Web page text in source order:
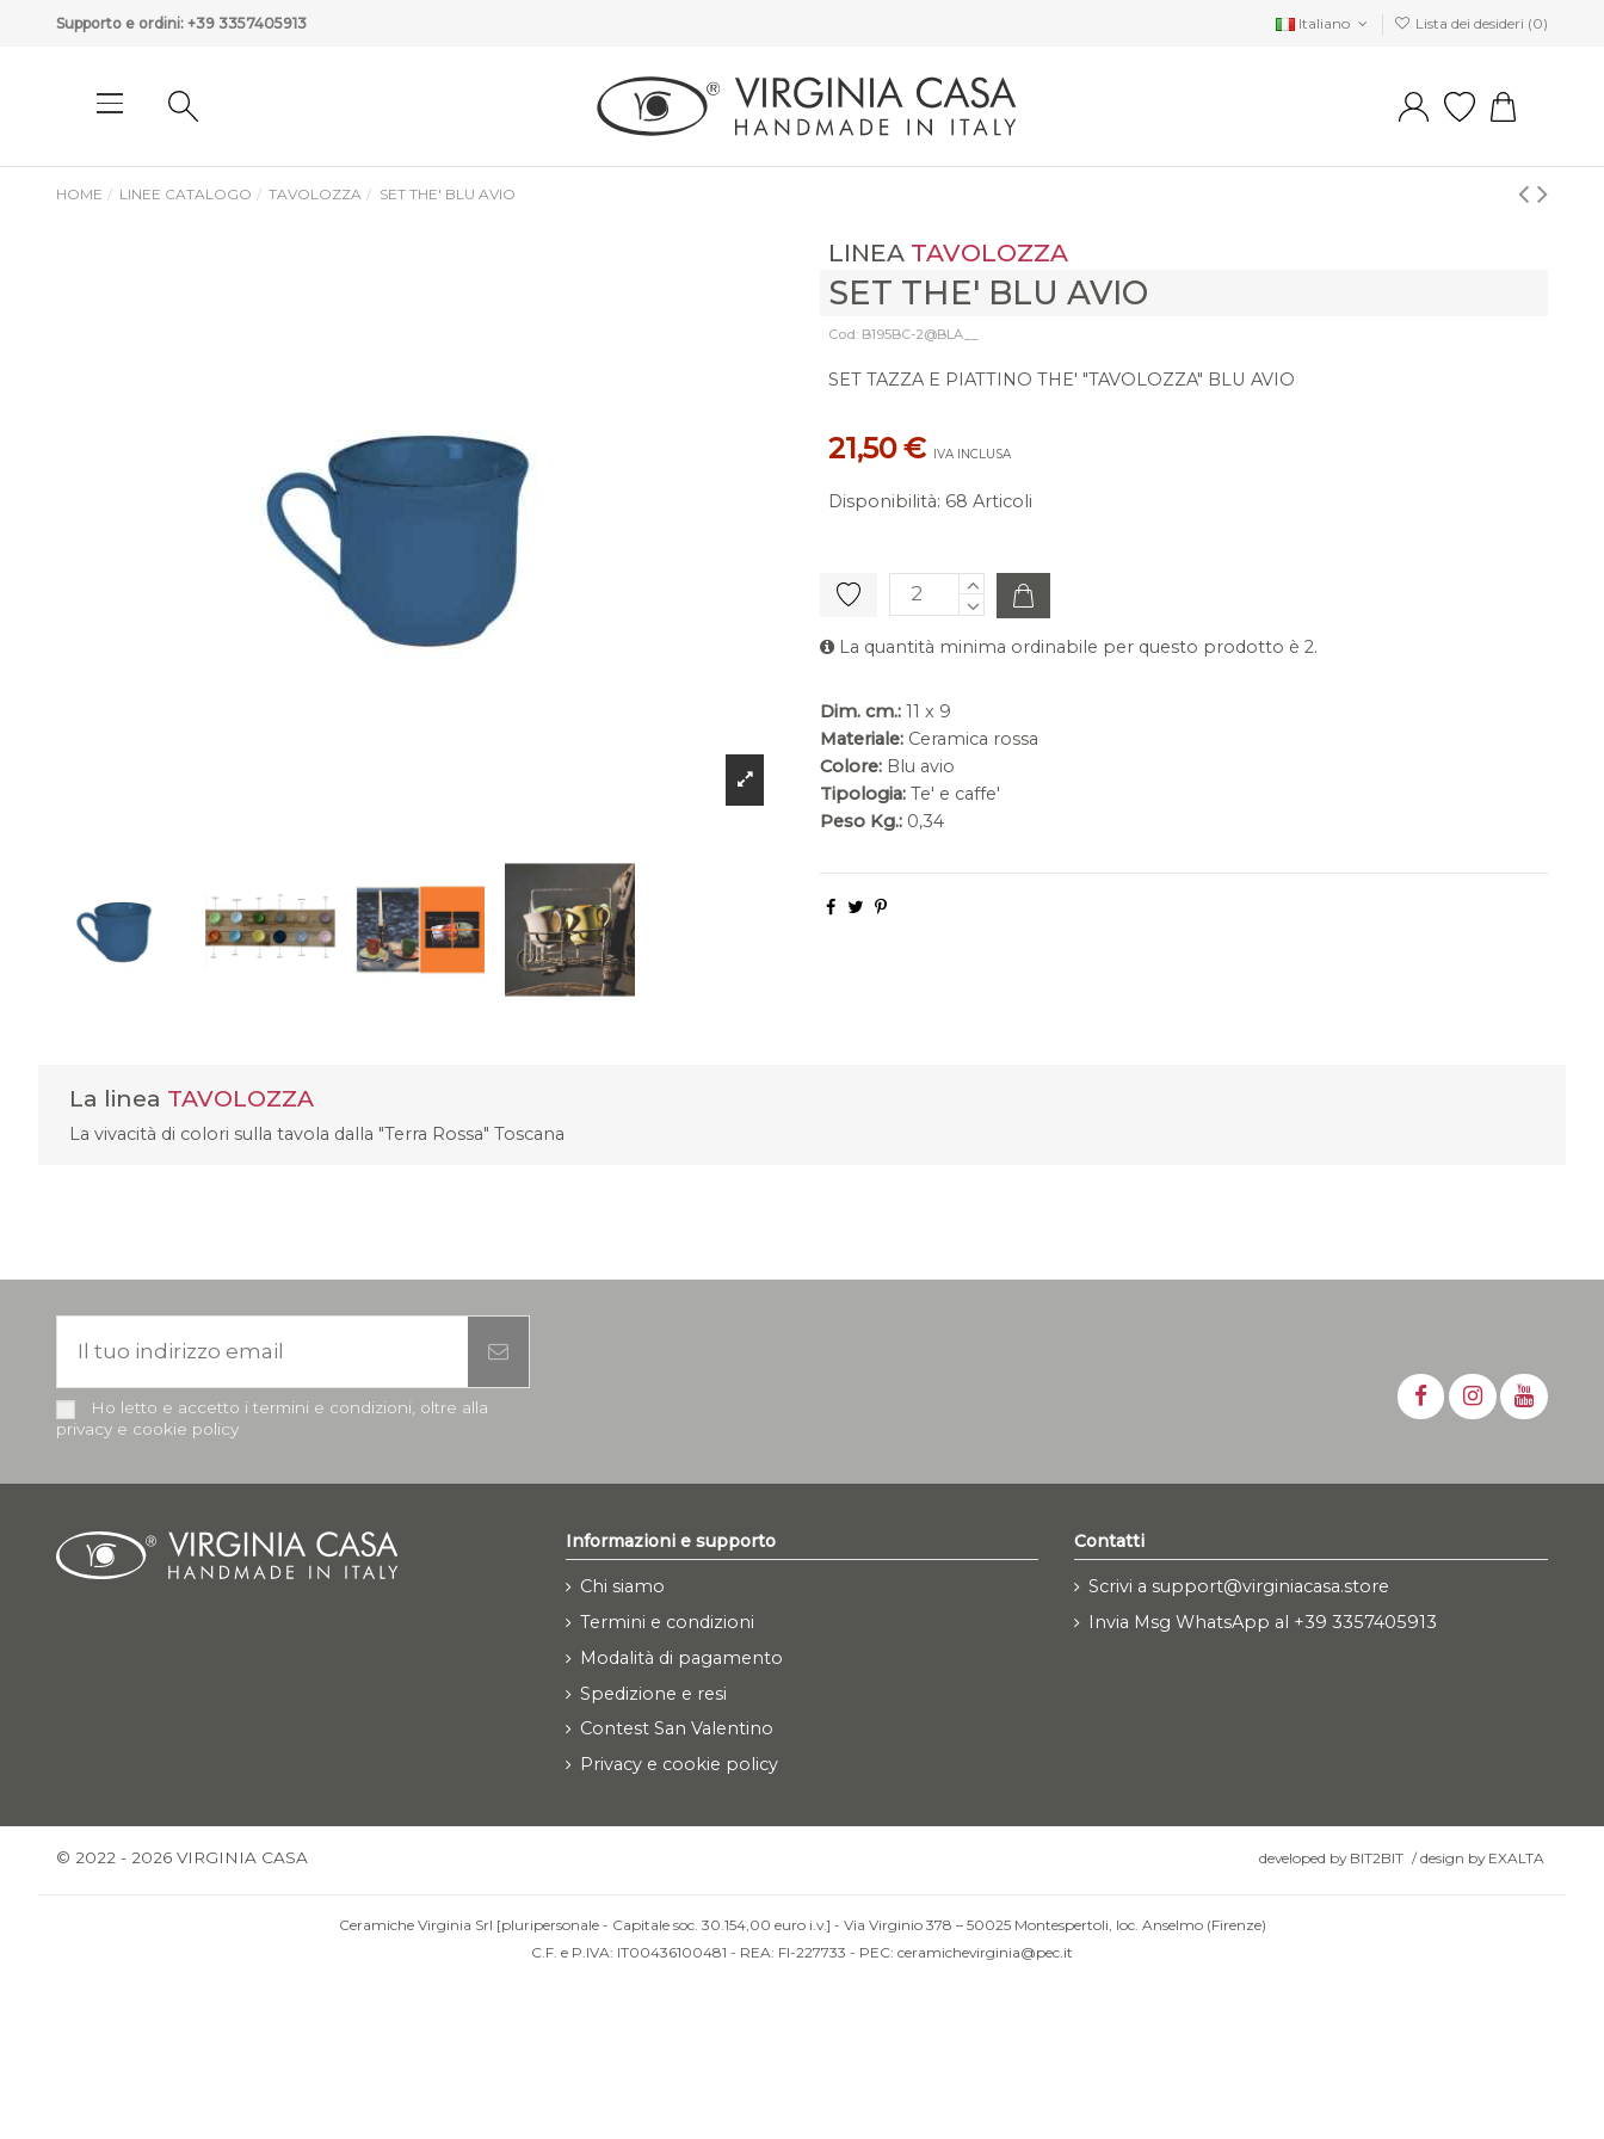
Supporto e ordini: +39 3357405913 Italiano Lista dei desideri (0)
HOME LINEE CATALOGO TAVOLOZZA SET THE' BLU AVIO
LINEA TAVOLOZZA
SET THE' BLU AVIO
Cod: B195BC-2@BLA__
SET TAZZA E PIATTINO THE' "TAVOLOZZA" BLU AVIO
21,50 € IVA INCLUSA
Disponibilità: 68 Articoli
La quantità minima ordinabile per questo prodotto è 2.
Dim. cm.: 11 x 9
Materiale: Ceramica rossa
Colore: Blu avio
Tipologia: Te' e caffe'
Peso Kg.: 0,34
La linea TAVOLOZZA
La vivacità di colori sulla tavola dalla "Terra Rossa" Toscana
Ho letto e accetto i termini e condizioni, oltre alla
privacy e cookie policy
Informazioni e supporto
Chi siamo
Termini e condizioni
Modalità di pagamento
Spedizione e resi
Contest San Valentino
Privacy e cookie policy
Contatti
Scrivi a support@virginiacasa.store
Invia Msg WhatsApp al +39 3357405913
© 2022 - 2026 VIRGINIA CASA developed by BIT2BIT /design by EXALTA
Ceramiche Virginia Srl [pluripersonale - Capitale soc. 30.154,00 euro i.v.] - Via Virginio 378 – 50025 Montespertoli, loc. Anselmo (Firenze)
C.F. e P.IVA: IT00436100481 - REA: FI-227733 - PEC: ceramichevirginia@pec.it